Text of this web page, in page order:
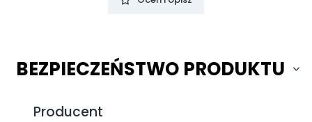
BEZPIECZEŃSTWO PRODUKTU
Producent